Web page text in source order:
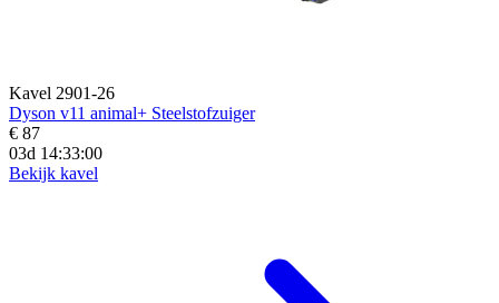
Kavel 2901-26
Dyson v11 animal+ Steelstofzuiger
€ 87
03d 14:32:58
Bekijk kavel